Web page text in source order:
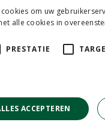
om uw
alle cookies in
PRESTATIE
ACCEPTEREN